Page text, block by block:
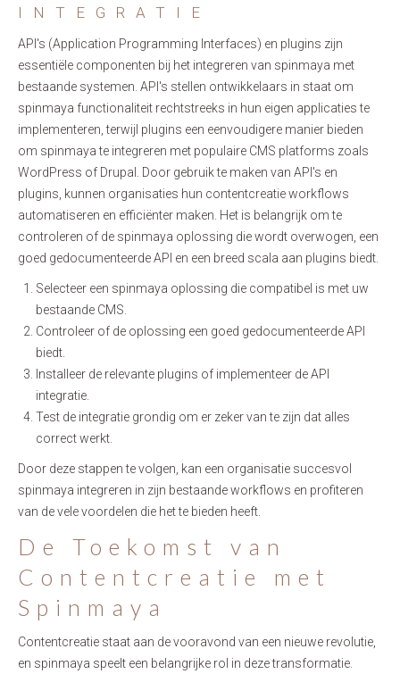
INTEGRATIE
API's (Application Programming Interfaces) en plugins zijn
essentiële componenten bij het integreren van spinmaya met
bestaande systemen. API's stellen ontwikkelaars in staat om
spinmaya functionaliteit rechtstreeks in hun eigen applicaties te
implementeren, terwijl plugins een eenvoudigere manier bieden
om spinmaya te integreren met populaire CMS platforms zoals
WordPress of Drupal. Door gebruik te maken van API's en
plugins, kunnen organisaties hun contentcreatie workflows
automatiseren en efficiënter maken. Het is belangrijk om te
controleren of de spinmaya oplossing die wordt overwogen, een
goed gedocumenteerde API en een breed scala aan plugins biedt.
Selecteer een spinmaya oplossing die compatibel is met uw
bestaande CMS.
Controleer of de oplossing een goed gedocumenteerde API
biedt.
Installeer de relevante plugins of implementeer de API
integratie.
Test de integratie grondig om er zeker van te zijn dat alles
correct werkt.
Door deze stappen te volgen, kan een organisatie succesvol
spinmaya integreren in zijn bestaande workflows en profiteren
van de vele voordelen die het te bieden heeft.
De Toekomst van
Contentcreatie met
Spinmaya
Contentcreatie staat aan de vooravond van een nieuwe revolutie,
en spinmaya speelt een belangrijke rol in deze transformatie.